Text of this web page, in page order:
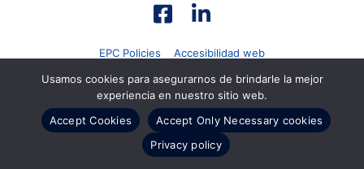
EPC Policies Accesibilidad web
Usamos cookies para asegurarnos de brindarle la mejor
experiencia en nuestro sitio web.
Accept Cookies
Accept Only Necessary cookies
Privacy policy